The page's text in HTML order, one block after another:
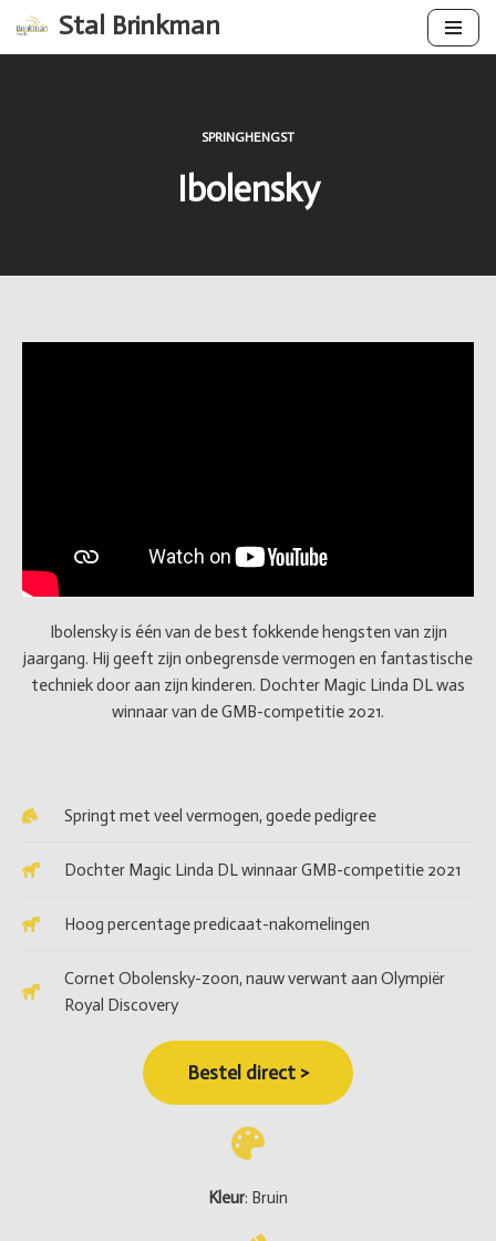
Ga
Stal Brinkman
SPRINGHENGST
Ibolensky
Ibolensky is één van de best fokkende hengsten van zijn
jaargang. Hij geeft zijn onbegrensde vermogen en fantastische
techniek door aan zijn kinderen. Dochter Magic Linda DL was
winnaar van de GMB-competitie 2021.
Springt met veel vermogen, goede pedigree
Dochter Magic Linda DL winnaar GMB-competitie 2021
Hoog percentage predicaat-nakomelingen
Cornet Obolensky-zoon, nauw verwant aan Olympiër
Royal Discovery
Bestel direct >
Kleur: Bruin